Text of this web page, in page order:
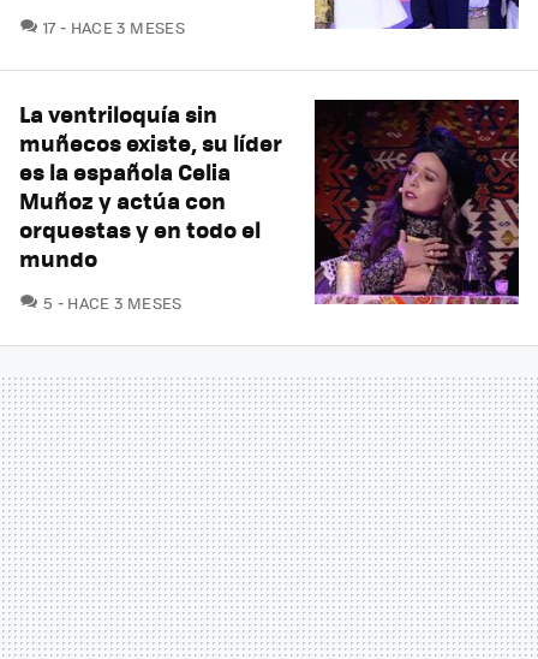
17COMENTARIOS
HACE 3 MESES
La ventriloquía sin
muñecos existe, su líder
es la española Celia
Muñoz y actúa con
orquestas y en todo el
mundo
5 COMENTARIOS
HACE 3 MESES